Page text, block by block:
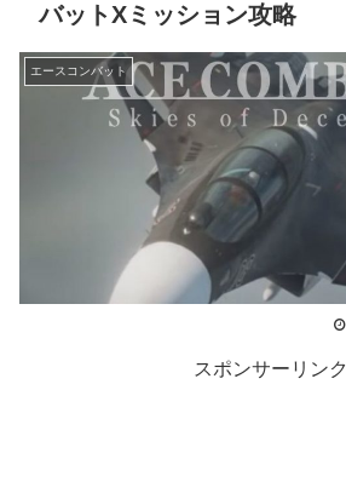
バットXミッション攻略
エースコンバット
スポンサーリンク